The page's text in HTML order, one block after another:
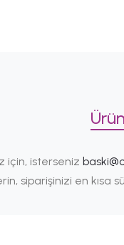
için, isterseniz
siparişinizi en kısa